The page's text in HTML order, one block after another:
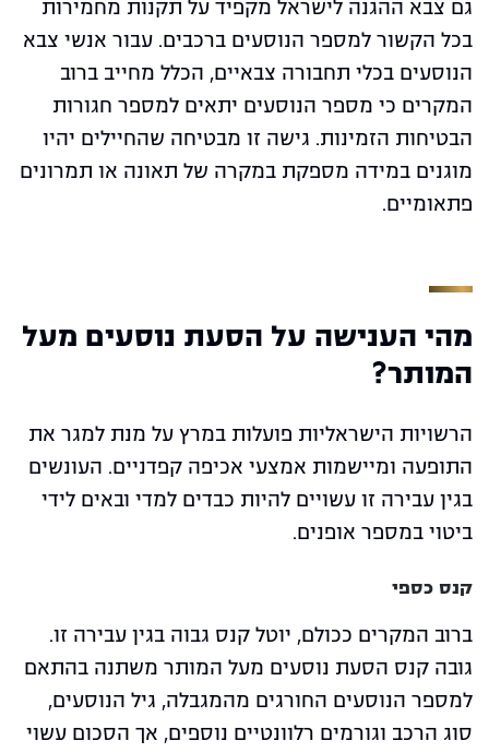
גם צבא ההגנה לישראל מקפיד על תקנות מחמירות
בכל הקשור למספר הנוסעים ברכבים. עבור אנשי צבא
הנוסעים בכלי תחבורה צבאיים, הכלל מחייב ברוב
המקרים כי מספר הנוסעים יתאים למספר חגורות
הבטיחות הזמינות. גישה זו מבטיחה שהחיילים יהיו
מוגנים במידה מספקת במקרה של תאונה או תמרונים
פתאומיים.
מהי הענישה על הסעת נוסעים מעל
המותר?
הרשויות הישראליות פועלות במרץ על מנת למגר את
התופעה ומיישמות אמצעי אכיפה קפדניים. העונשים
בגין עבירה זו עשויים להיות כבדים למדי ובאים לידי
ביטוי במספר אופנים.
קנס כספי
ברוב המקרים ככולם, יוטל קנס גבוה בגין עבירה זו.
גובה קנס הסעת נוסעים מעל המותר משתנה בהתאם
למספר הנוסעים החורגים מהמגבלה, גיל הנוסעים,
סוג הרכב וגורמים רלוונטיים נוספים, אך הסכום עשוי